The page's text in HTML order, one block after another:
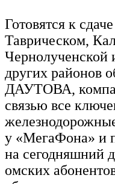
Готовятся к
Таврическом,
Чернолученской
других районов
ДАУТОВА,
связью все
у «МегаФона» и
на сегодняшний
омских